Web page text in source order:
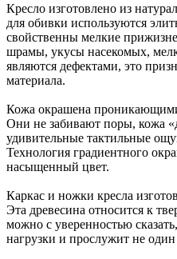
Кресло изготовлено из
для обивки используются
свойственны мелкие
шрамы, укусы насекомых,
являются дефектами, это
материала.
Кожа окрашена
Они не забивают поры, кожа
удивительные тактильные
Технология градиентного
насыщенный цвет.
Каркас и ножки кресла
Эта древесина относится к
можно с уверенностью
нагрузки и прослужит не один